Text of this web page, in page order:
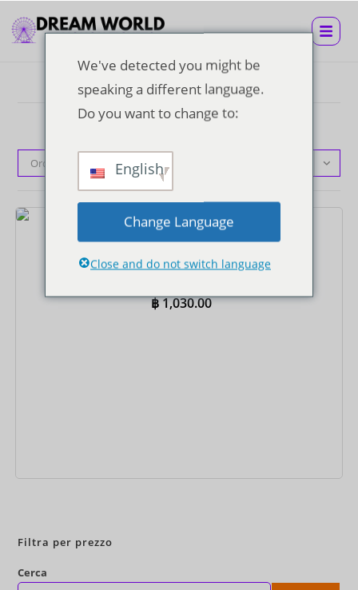
Ordinamento predefinito
Biglietti
Biglietto Super Visa
฿1,030.00
Filtra per prezzo
Cerca
We've detected you might be
speaking a different language.
Do you want to change to:
English
Change Language
Close and do not switch language